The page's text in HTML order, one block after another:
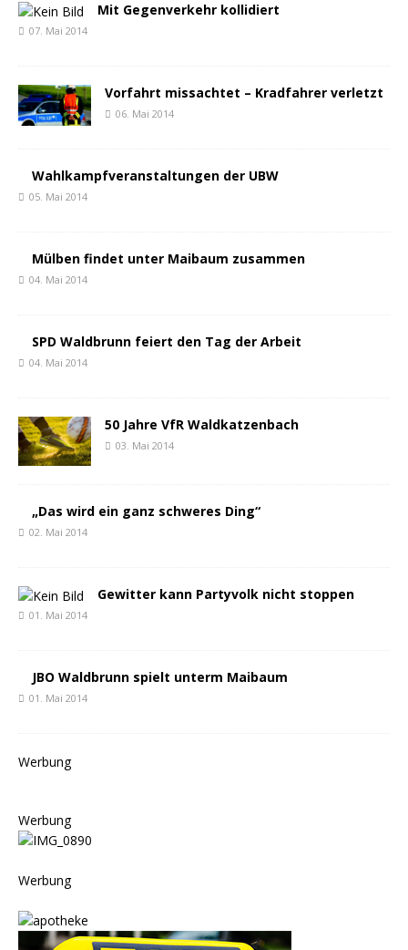
Mit Gegenverkehr kollidiert
07. Mai 2014
Vorfahrt missachtet – Kradfahrer verletzt
06. Mai 2014
Wahlkampfveranstaltungen der UBW
05. Mai 2014
Mülben findet unter Maibaum zusammen
04. Mai 2014
SPD Waldbrunn feiert den Tag der Arbeit
04. Mai 2014
50 Jahre VfR Waldkatzenbach
03. Mai 2014
„Das wird ein ganz schweres Ding“
02. Mai 2014
Gewitter kann Partyvolk nicht stoppen
01. Mai 2014
JBO Waldbrunn spielt unterm Maibaum
01. Mai 2014
Werbung
Werbung
Werbung